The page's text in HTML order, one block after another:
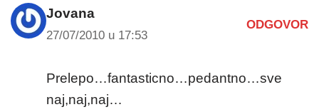
Jovana
27/07/2010 u 17:53
ODGOVOR
Prelepo…fantasticno…pedantno…sve
naj,naj,naj…